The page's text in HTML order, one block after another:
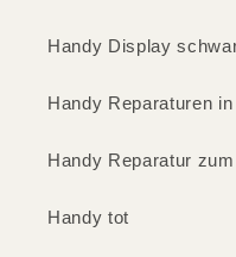
Handy Display
Handy Reparaturen
Handy Reparatur
Handy tot